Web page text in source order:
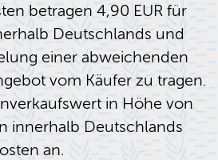
betragen 4,90 EUR für
Deutschlands und
einer abweichenden
vom Käufer zu tragen.
in Höhe von
innerhalb Deutschlands
an.